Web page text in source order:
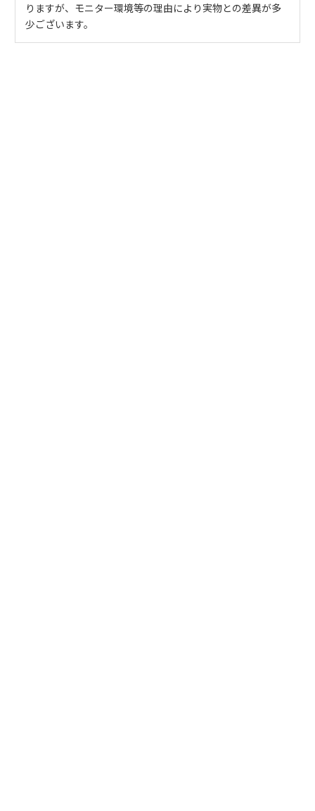
りますが、モニター環境等の理由により実物との差異が多
少ございます。